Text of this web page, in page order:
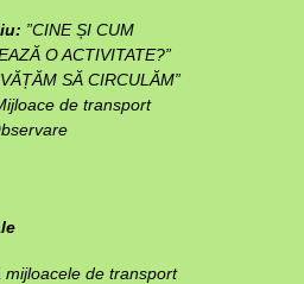
”CINE ȘI CUM
O ACTIVITATE?”
SĂ CIRCULĂM”
de transport
mijloacele de transport